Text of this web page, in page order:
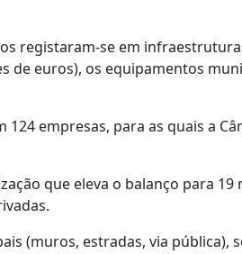
registaram-se em
de euros), os equipamentos
empresas, para as quais a
que eleva o balanço para 19
(muros, estradas, via pública),